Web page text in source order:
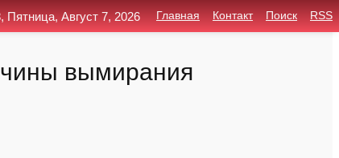
вымирания
Пятница, Август 7, 2026 Главная Контакт Поиск RSS